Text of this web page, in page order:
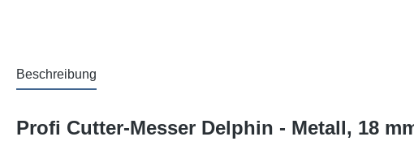
Beschreibung
Profi Cutter-Messer Delphin - Metall, 18